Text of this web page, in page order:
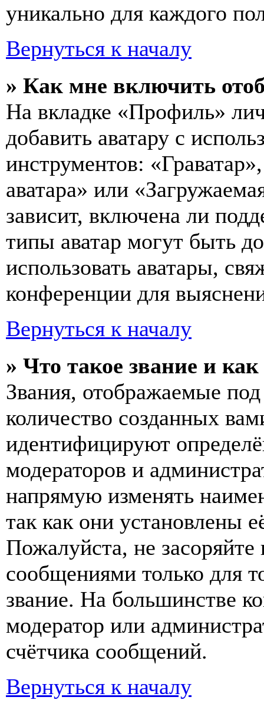
уникально для каждого
Вернуться к началу
» Как мне включить
На вкладке «Профиль»
добавить аватару с
инструментов:
аватара» или
зависит, включена ли
типы аватар могут быть
использовать аватары,
конференции для
Вернуться к началу
» Что такое звание и
Звания, отображаемые
количество созданных
идентифицируют
модераторов и
напрямую изменять
так как они установлены
Пожалуйста, не
сообщениями только для
звание. На большинстве
модератор или
счётчика сообщений.
Вернуться к началу